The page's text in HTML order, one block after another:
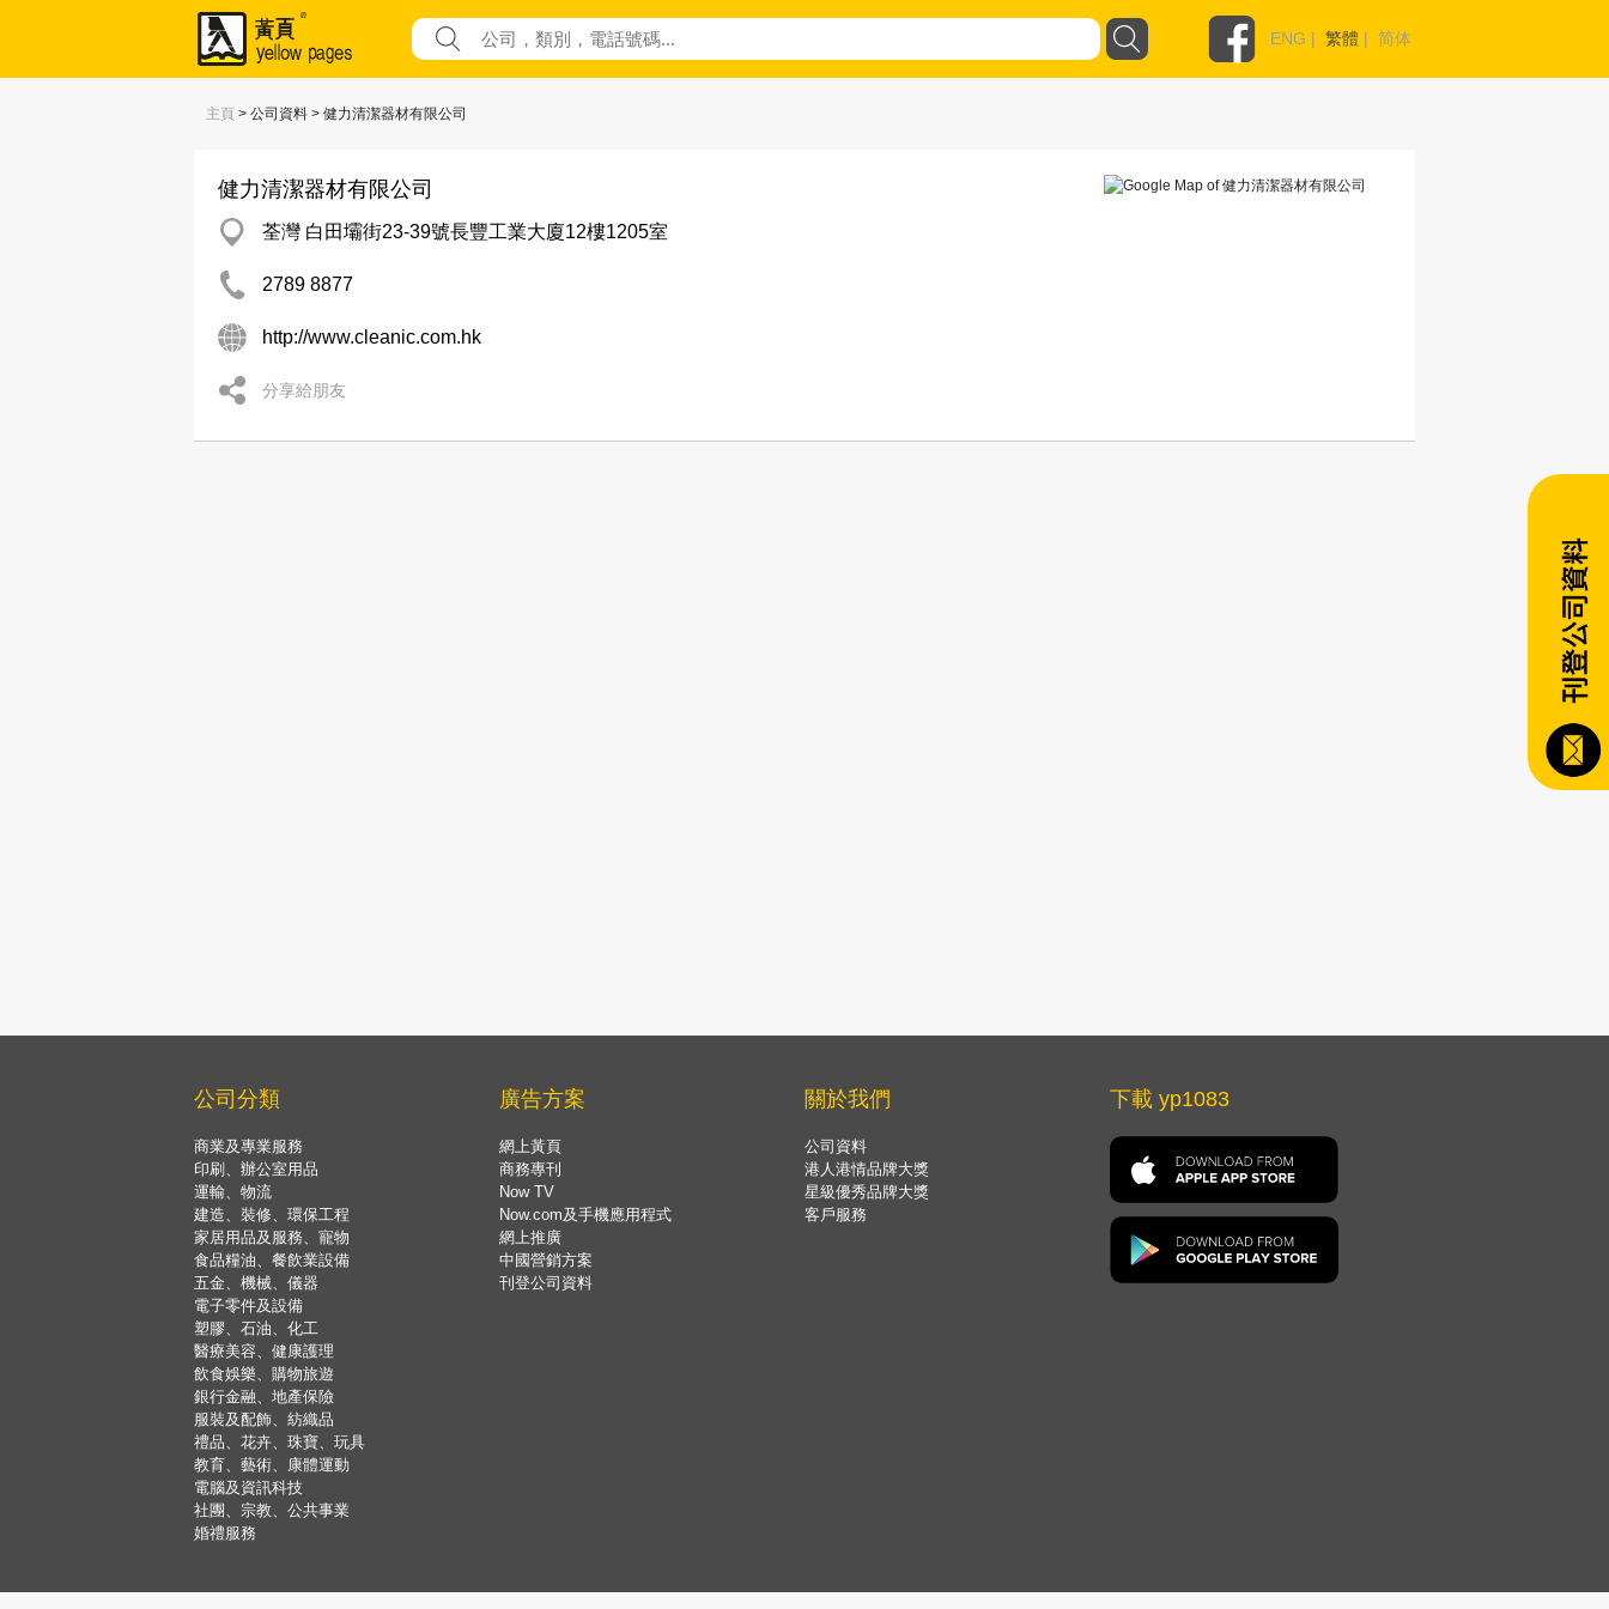
ENG | 繁體 | 简体
主頁 > 公司資料 > 健力清潔器材有限公司
健力清潔器材有限公司
荃灣 白田壩街23-39號長豐工業大廈12樓1205室
2789 8877
http://www.cleanic.com.hk
分享給朋友
公司分類
商業及專業服務
印刷、辦公室用品
運輸、物流
建造、裝修、環保工程
家居用品及服務、寵物
食品糧油、餐飲業設備
五金、機械、儀器
電子零件及設備
塑膠、石油、化工
醫療美容、健康護理
飲食娛樂、購物旅遊
銀行金融、地產保險
服裝及配飾、紡織品
禮品、花卉、珠寶、玩具
教育、藝術、康體運動
電腦及資訊科技
社團、宗教、公共事業
婚禮服務
廣告方案
網上黃頁
商務專刊
Now TV
Now.com及手機應用程式
網上推廣
中國營銷方案
刊登公司資料
關於我們
公司資料
港人港情品牌大獎
星級優秀品牌大獎
客戶服務
下載 yp1083